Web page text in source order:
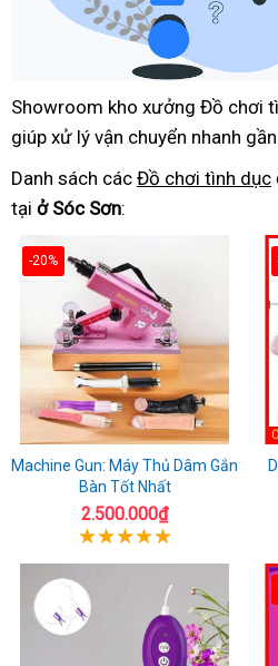
Showroom kho xưởng Đồ chơi
giúp xử lý vận chuyển nhanh
Danh sách các Đồ chơi tình dục
tại ở Sóc Sơn:
-20%
Machine Gun: Máy Thủ Dâm Gắn
Bàn Tốt Nhất
2.500.000₫